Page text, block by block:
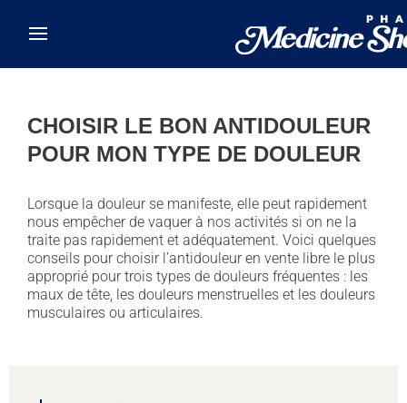
CHOISIR LE BON ANTIDOULEUR
POUR MON TYPE DE DOULEUR
Lorsque la douleur se manifeste, elle peut rapidement
nous empêcher de vaquer à nos activités si on ne la
traite pas rapidement et adéquatement. Voici quelques
conseils pour choisir l’antidouleur en vente libre le plus
approprié pour trois types de douleurs fréquentes : les
maux de tête, les douleurs menstruelles et les douleurs
musculaires ou articulaires.